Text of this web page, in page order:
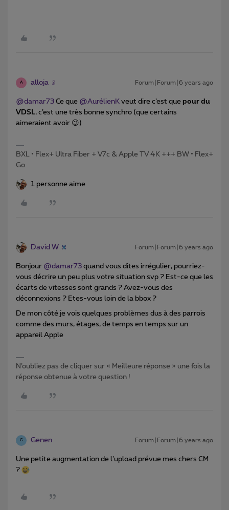
A alloja Forum|Forum|6 years ago
@damar73 Ce que @AurélienK veut dire c’est que pour du
VDSL, c’est une très bonne synchro (que certains
aimeraient avoir 😉)
BXL • Flex+ Ultra Fiber + V7c & Apple TV 4K +++ BW • Flex+
Go
1 personne aime
David W Forum|Forum|6 years ago
Bonjour @damar73 quand vous dites irrégulier, pourriez-
vous décrire un peu plus votre situation svp ? Est-ce que les
écarts de vitesses sont grands ? Avez-vous des
déconnexions ? Etes-vous loin de la bbox ?
De mon côté je vois quelques problèmes dus à des parrois
comme des murs, étages, de temps en temps sur un
appareil Apple
N’oubliez pas de cliquer sur « Meilleure réponse » une fois la
réponse obtenue à votre question !
G Genen Forum|Forum|6 years ago
Une petite augmentation de l’upload prévue mes chers CM
?